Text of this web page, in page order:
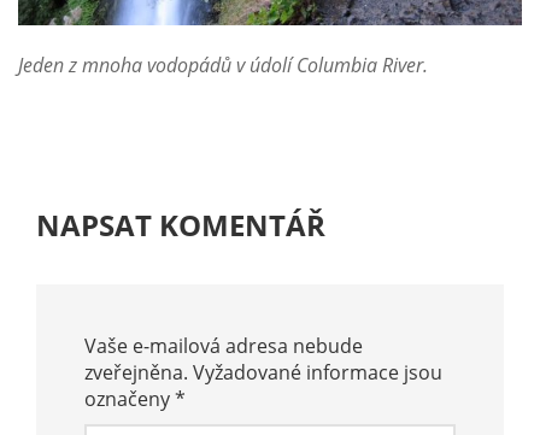
Jeden z mnoha vodopádů v údolí Columbia River.
NAPSAT KOMENTÁŘ
Vaše e-mailová adresa nebude
zveřejněna. Vyžadované informace jsou
označeny*